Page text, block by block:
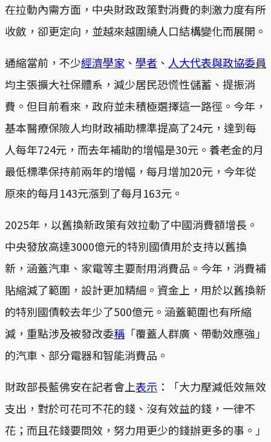
在拉動內需方面，中央財政政策對消費的刺激力度有所
收斂，卻更定向，並越來越圍繞人口結構變化而展開。
通縮當前，不少經濟學家 、 學者 、 人大代表與政協委員
均主張擴大社保體系，減少居民恐慌性儲蓄、提振消
費。但目前看來，政府並未積極選擇這一路徑。今年，
基本醫療保險人均財政補助標準提高了24元，達到每
人每年724元，而去年補助的增幅是30元。養老金的月
最低標準保持前兩年的增幅，每月增加20元，今年從
原來的每月143元漲到了每月163元。
2025年，以舊換新政策有效拉動了中國消費額增長。
中央發放高達3000億元的特別國債用於支持以舊換
新，涵蓋汽車、家電等主要耐用消費品。今年，消費補
貼縮減了範圍，設計更加精細。資金上，用於以舊換新
的特別國債較去年少了500億元。涵蓋範圍也有所縮
減，重點涉及被發改委稱 「覆蓋人群廣、帶動效應強」
的汽車、部分電器和智能消費品。
財政部長藍佛安在記者會上表示 ：「大力壓減低效無效
支出，對於可花可不花的錢、沒有效益的錢，一律不
花；而且花錢要問效，努力用更少的錢辦更多的事。」